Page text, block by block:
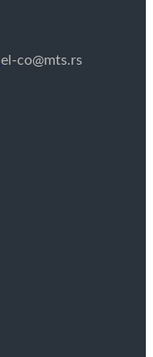
el-co@mts.rs